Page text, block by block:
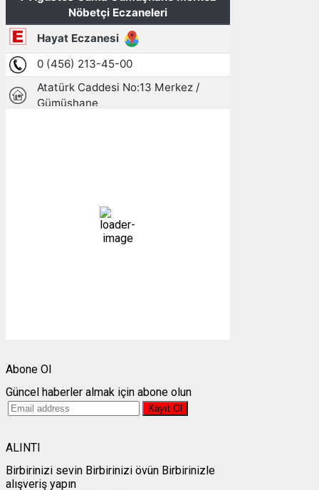
20 %
1004 mb
Abone Ol
Güncel haberler almak için abone olun
ALINTI
Birbirinizi sevin Birbirinizi övün Birbirinizle
alışveriş yapın